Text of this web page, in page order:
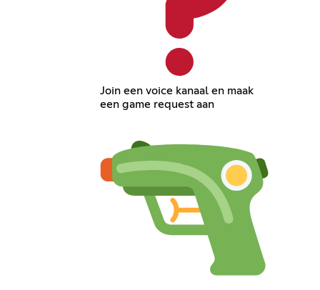
Join een voice kanaal en maak
een game request aan